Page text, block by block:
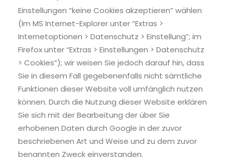
Einstellungen “keine Cookies akzeptieren” wählen
(Im MS Internet-Explorer unter “Extras >
Internetoptionen > Datenschutz > Einstellung”; im
Firefox unter “Extras > Einstellungen > Datenschutz
> Cookies”); wir weisen Sie jedoch darauf hin, dass
Sie in diesem Fall gegebenenfalls nicht sämtliche
Funktionen dieser Website voll umfänglich nutzen
können. Durch die Nutzung dieser Website erklären
Sie sich mit der Bearbeitung der über Sie
erhobenen Daten durch Google in der zuvor
beschriebenen Art und Weise und zu dem zuvor
benannten Zweck einverstanden.